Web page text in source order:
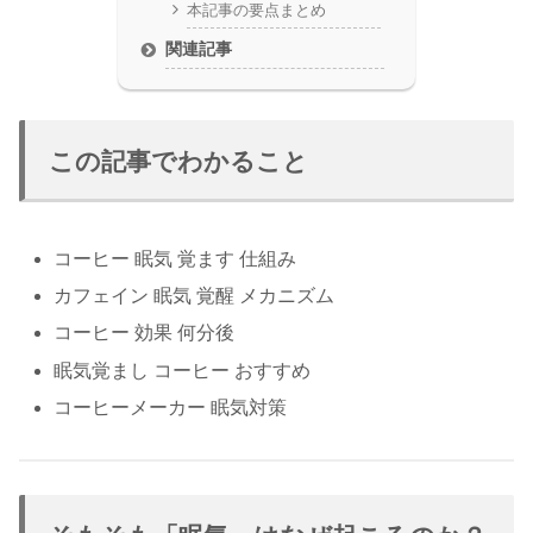
本記事の要点まとめ
関連記事
この記事でわかること
コーヒー 眠気 覚ます 仕組み
カフェイン 眠気 覚醒 メカニズム
コーヒー 効果 何分後
眠気覚まし コーヒー おすすめ
コーヒーメーカー 眠気対策